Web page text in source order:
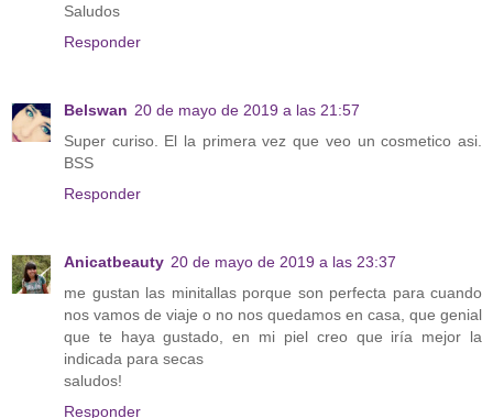
Saludos
Responder
Belswan 20 de mayo de 2019 a las 21:57
Super curiso. El la primera vez que veo un cosmetico asi.
BSS
Responder
Anicatbeauty 20 de mayo de 2019 a las 23:37
me gustan las minitallas porque son perfecta para cuando
nos vamos de viaje o no nos quedamos en casa, que genial
que te haya gustado, en mi piel creo que iría mejor la
indicada para secas
saludos!
Responder